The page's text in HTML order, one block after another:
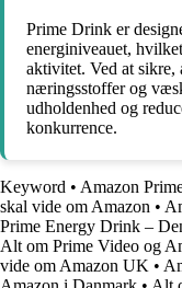
Prime Drink er
energiniveauet,
aktivitet. Ved at sikre,
næringsstoffer og
udholdenhed og
konkurrence.
Keyword • Amazon
skal vide om Amazon •
Prime Energy Drink –
Alt om Prime Video og
vide om Amazon UK •